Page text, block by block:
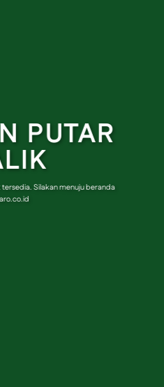
PUTAR
Silakan menuju beranda